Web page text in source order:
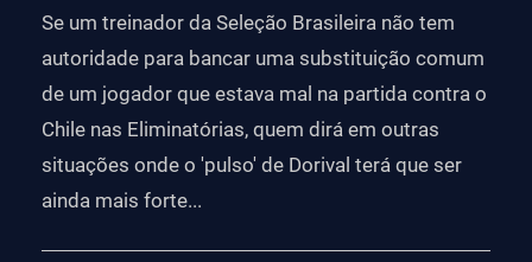
Se um treinador da Seleção Brasileira não tem
autoridade para bancar uma substituição comum
de um jogador que estava mal na partida contra o
Chile nas Eliminatórias, quem dirá em outras
situações onde o 'pulso' de Dorival terá que ser
ainda mais forte...